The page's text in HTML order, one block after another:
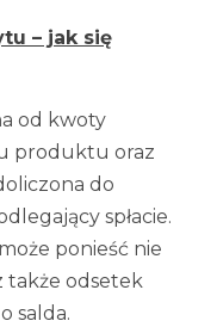
– jak się
od kwoty
produktu oraz
do
spłacie.
ponieść nie
także odsetek
salda.